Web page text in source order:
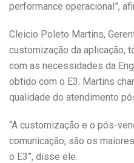
performance operacional”,
Cleicio Poleto Martins,
customização da aplicação,
com as necessidades da
obtido com o E3. Martins
qualidade do atendimento
“A customização e o pós-
comunicação, são os
o E3”, disse ele.